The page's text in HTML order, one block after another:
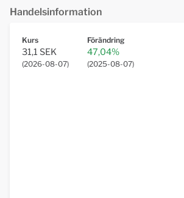
Handelsinformation
Kurs
31,1 SEK
(2026-08-07)
Förändring
47,04%
(2025-08-07)